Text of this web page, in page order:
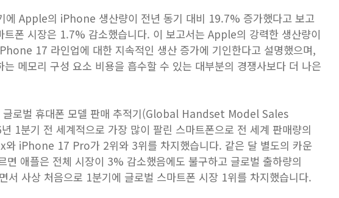
Apple의 iPhone 생산량이 전년 동기 대비 19.7% 증가했다고 보고
트폰 시장은 1.7% 감소했습니다. 이 보고서는 Apple의 강력한 생산량이
17 라인업에 대한 지속적인 생산 증가에 기인한다고 설명했으며,
메모리 구성 요소 비용을 흡수할 수 있는 대부분의 경쟁사보다 더 나은
로벌 휴대폰 모델 판매 추적기(Global Handset Model Sales
분기 전 세계적으로 가장 많이 팔린 스마트폰으로 전 세계 판매량의
‌iPhone 17 Pro‌가 2위와 3위를 차지했습니다. 같은 달 별도의 카운
애플은 전체 시장이 3% 감소했음에도 불구하고 글로벌 출하량의
사상 처음으로 1분기에 글로벌 스마트폰 시장 1위를 차지했습니다.